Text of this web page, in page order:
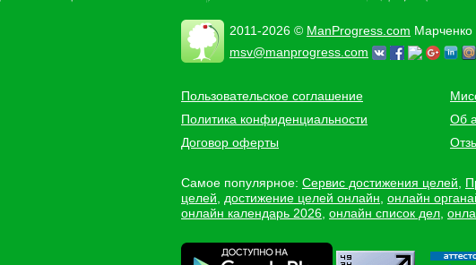
2011-2026 © ManProgress.com Марченко
msv@manprogress.com
Пользовательское соглашение
Политика конфиденциальности
Договор оферты
Об
Самое популярное: Сервис достижения целей
целей
достижение целей онлайн онлайн
онлайн календарь 2026 онлайн список дел